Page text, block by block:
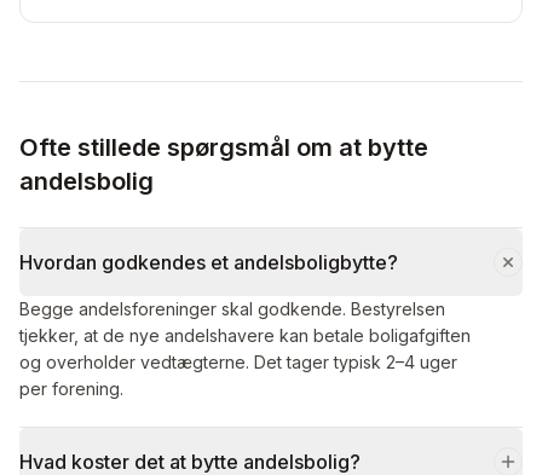
Ofte stillede spørgsmål om at bytte
andelsbolig
Hvordan godkendes et andelsboligbytte?
Begge andelsforeninger skal godkende. Bestyrelsen
tjekker, at de nye andelshavere kan betale boligafgiften
og overholder vedtægterne. Det tager typisk 2–4 uger
per forening.
Hvad koster det at bytte andelsbolig?